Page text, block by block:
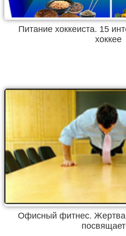
Питание хоккеиста. 15
хоккее
Офисный фитнес.